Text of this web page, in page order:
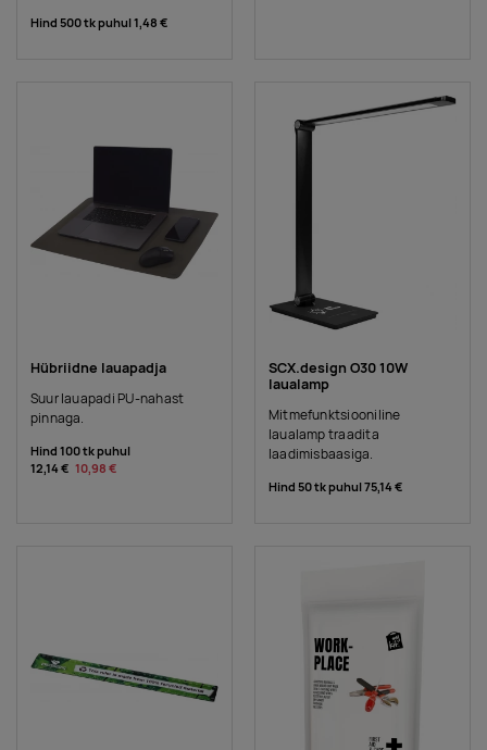
Hind 500 tk puhul1,48 €
Hübriidne lauapadja
Suur lauapadi PU-nahast
pinnaga.
Hind 100 tk puhul
12,14 € 10,98 €
SCX.design O30 10W
laualamp
Mitmefunktsiooniline
laualamp traadita
laadimisbaasiga.
Hind 50 tk puhul75,14 €